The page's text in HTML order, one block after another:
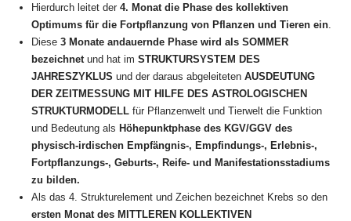
Hierdurch leitet der 4. Monat die Phase des kollektiven
Optimums für die Fortpflanzung von Pflanzen und Tieren ein
Diese 3 Monate andauernde Phase wird als SOMMER
bezeichnet und hat im STRUKTURSYSTEM DES
JAHRESZYKLUS und der daraus abgeleiteten AUSDEUTUNG
DER ZEITMESSUNG MIT HILFE DES ASTROLOGISCHEN
STRUKTURMODELL für Pflanzenwelt und Tierwelt die Funktion
und Bedeutung als Höhepunktphase des KGV/GGV des
physisch-irdischen Empfängnis-, Empfindungs-, Erlebnis-,
Fortpflanzungs-, Geburts-, Reife- und Manifestationsstadiums
zu bilden.
Als das 4. Strukturelement und Zeichen bezeichnet Krebs so den
ersten Monat des MITTLEREN KOLLEKTIVEN